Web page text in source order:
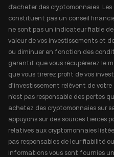
d'acheter des cryptomonnaies.
constituent pas un conseil
ne sont pas un indicateur fiable
valeur de vos investissements et
ou diminuer en fonction des
garantit que vous récupérerez le
que vous tirerez profit de vos
d'investissement relèvent de votre
n'est pas responsable des pertes
achetez des cryptomonnaies sur
appuyons sur des sources tierces
relatives aux cryptomonnaies
pas responsables de leur fiabilité
informations vous sont fournies